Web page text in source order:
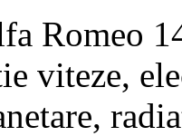
Romeo
viteze,